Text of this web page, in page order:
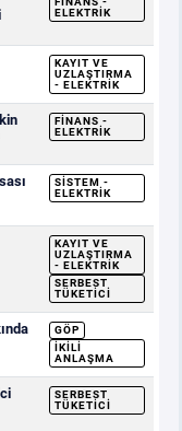
ELEKTRIK
KAYIT VE
UZLAŞTIRMA
- ELEKTRIK
FINANS -
ELEKTRIK
SISTEM -
ELEKTRIK
KAYIT VE
UZLAŞTIRMA
- ELEKTRIK
SERBEST
TÜKETICI
GÖP
İKILI
ANLAŞMA
SERBEST
TÜKETICI